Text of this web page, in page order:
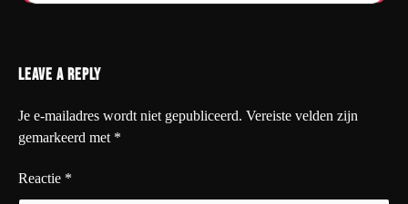
Leave a Reply
Je e-mailadres wordt niet gepubliceerd. Vereiste velden zijn
gemarkeerd met *
Reactie *